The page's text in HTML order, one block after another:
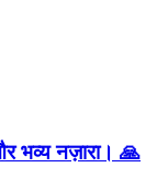
भव्य नज़ारा। 🙏